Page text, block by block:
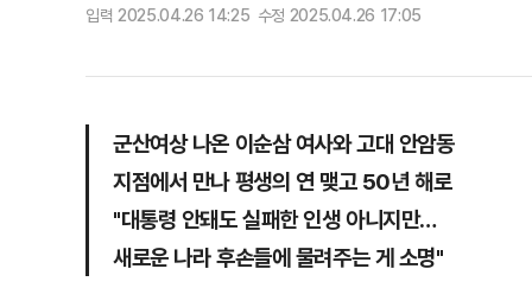
입력 2025.04.26 14:25 수정 2025.04.26 17:05
군산여상 나온 이순삼 여사와 고대 안암동
지점에서 만나 평생의 연 맺고 50년 해로
"대통령 안돼도 실패한 인생 아니지만…
새로운 나라 후손들에 물려주는 게 소명"